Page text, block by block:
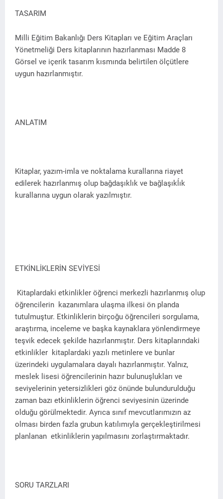
TASARIM
Milli Eğitim Bakanlığı Ders Kitapları ve Eğitim Araçları
Yönetmeliği Ders kitaplarının hazırlanması Madde 8
Görsel ve içerik tasarım kısmında belirtilen ölçütlere
uygun hazırlanmıştır.
ANLATIM
Kitaplar, yazım-imla ve noktalama kurallarına riayet
edilerek hazırlanmış olup bağdaşıklık ve bağlaşıkĺık
kurallarına uygun olarak yazılmıştır.
ETKİNLİKLERİN SEVİYESİ
Kitaplardaki etkinlikler öğrenci merkezli hazırlanmış olup
öğrencilerin kazanımlara ulaşma ilkesi ön planda
tutulmuştur. Etkinliklerin birçoğu öğrencileri sorgulama,
araştırma, inceleme ve başka kaynaklara yönlendirmeye
teşvik edecek şekilde hazırlanmıştır. Ders kitaplarındaki
etkinlikler kitaplardaki yazılı metinlere ve bunlar
üzerindeki uygulamalara dayalı hazırlanmıştır. Yalnız,
meslek lisesi öğrencilerinin hazır bulunuşlukları ve
seviyelerinin yetersizlikleri göz önünde bulundurulduğu
zaman bazı etkinliklerin öğrenci seviyesinin üzerinde
olduğu görülmektedir. Ayrıca sınıf mevcutlarımızın az
olması birden fazla grubun katılımıyla gerçekleştirilmesi
planlanan etkinliklerin yapılmasını zorlaştırmaktadır.
SORU TARZLARI